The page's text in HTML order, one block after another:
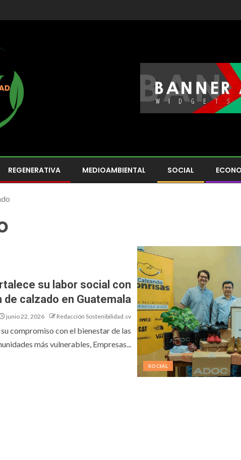
REGENERATIVA MEDIOAMBIENTAL SOCIAL
SOCIAL
su labor social con
de calzado en Guatemala
junio 22, 2026 Redacción Sostenibilidad.sv
compromiso con el bienestar de las
más vulnerables, Empresas...